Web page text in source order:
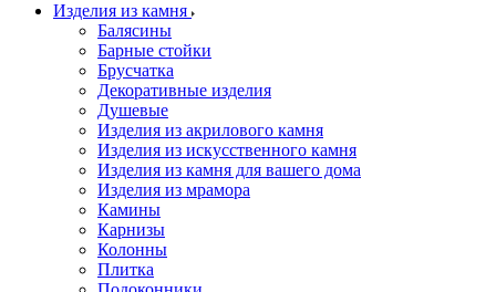
Изделия из камня
Балясины
Барные стойки
Брусчатка
Декоративные изделия
Душевые
Изделия из акрилового камня
Изделия из искусственного камня
Изделия из камня для вашего дома
Изделия из мрамора
Камины
Карнизы
Колонны
Плитка